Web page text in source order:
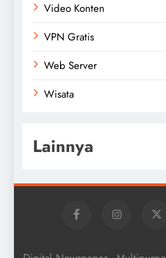
Video Konten
VPN Gratis
Web Server
Wisata
Lainnya